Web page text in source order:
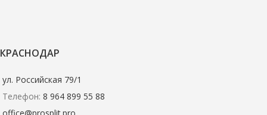
КРАСНОДАР
ул. Российская 79/1
Телефон: 8 964 899 55 88
office@prosplit.pro